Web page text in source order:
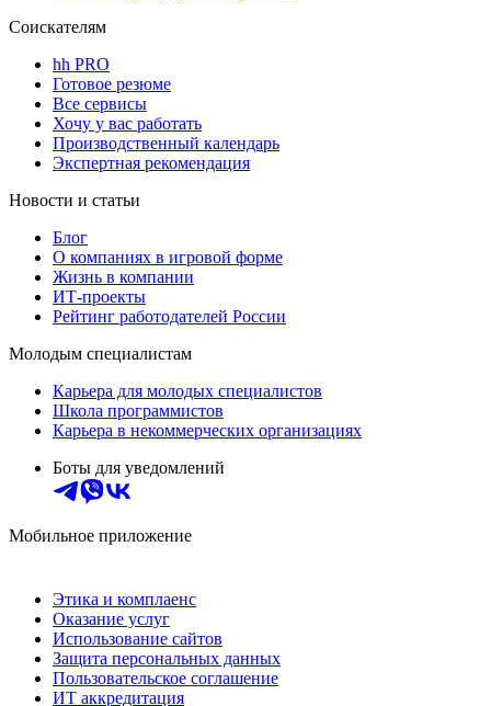
Соискателям
hh PRO
Готовое резюме
Все сервисы
Хочу у вас работать
Производственный календарь
Экспертная рекомендация
Новости и статьи
Блог
О компаниях в игровой форме
Жизнь в компании
ИТ-проекты
Рейтинг работодателей России
Молодым специалистам
Карьера для молодых специалистов
Школа программистов
Карьера в некоммерческих организациях
Боты для уведомлений
Мобильное приложение
Этика и комплаенс
Оказание услуг
Использование сайтов
Защита персональных данных
Пользовательское соглашение
ИТ аккредитация